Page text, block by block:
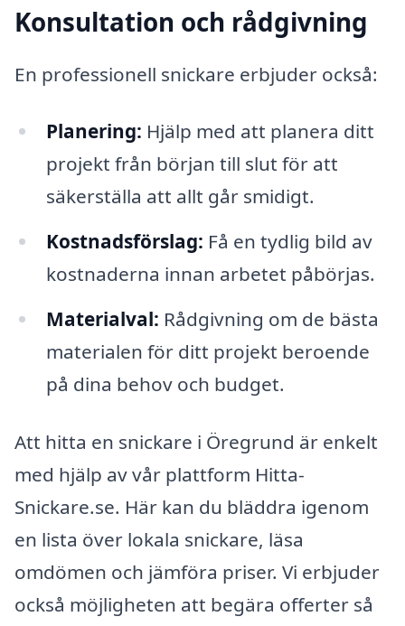
Konsultation och rådgivning
En professionell snickare erbjuder också:
Planering: Hjälp med att planera ditt
projekt från början till slut för att
säkerställa att allt går smidigt.
Kostnadsförslag: Få en tydlig bild av
kostnaderna innan arbetet påbörjas.
Materialval: Rådgivning om de bästa
materialen för ditt projekt beroende
på dina behov och budget.
Att hitta en snickare i Öregrund är enkelt
med hjälp av vår plattform Hitta-
Snickare.se. Här kan du bläddra igenom
en lista över lokala snickare, läsa
omdömen och jämföra priser. Vi erbjuder
också möjligheten att begära offerter så